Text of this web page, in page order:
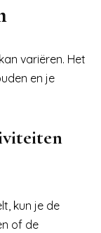
variëren. Het
en je
kun je de
of de